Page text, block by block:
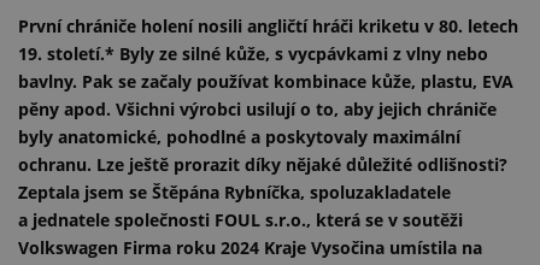
První chrániče holení nosili angličtí hráči kriketu v 80. letech
19. století.* Byly ze silné kůže, s vycpávkami z vlny nebo
bavlny. Pak se začaly používat kombinace kůže, plastu, EVA
pěny apod. Všichni výrobci usilují o to, aby jejich chrániče
byly anatomické, pohodlné a poskytovaly maximální
ochranu. Lze ještě prorazit díky nějaké důležité odlišnosti?
Zeptala jsem se Štěpána Rybníčka, spoluzakladatele
a jednatele společnosti FOUL s.r.o., která se v soutěži
Volkswagen Firma roku 2024 Kraje Vysočina umístila na